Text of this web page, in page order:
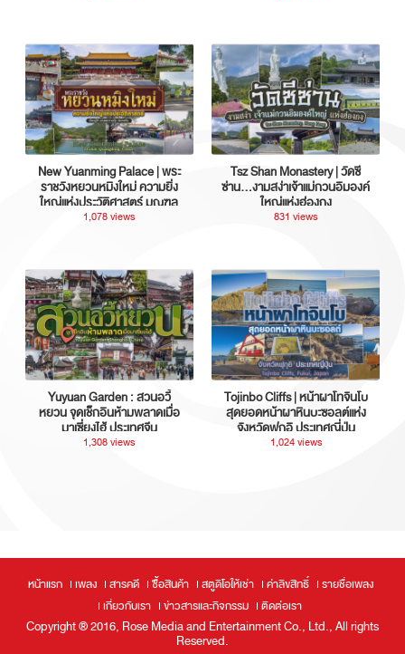
New Yuanming Palace | พระ
ราชวังหยวนหมิงใหม่ ความยิ่ง
ใหญ่แห่งประวัติศาสตร์ มณฑล
กวางตุ้ง ประเทศจีน
1,078 views
Tsz Shan Monastery | วัดซี
ซ่าน…งามสง่าเจ้าแม่กวนอิมองค์
ใหญ่แห่งฮ่องกง
831 views
Yuyuan Garden : สวนอวี้
หยวน จุดเช็กอินห้ามพลาดเมื่อ
มาเซี่ยงไฮ้ ประเทศจีน
1,308 views
Tojinbo Cliffs | หน้าผาโทจินโบ
สุดยอดหน้าผาหินบะซอลต์แห่ง
จังหวัดฟุกุอิ ประเทศญี่ปุ่น
1,024 views
หน้าแรก เพลง สารคดี ซื้อสินค้า สตูดิโอให้เช่า ค่าลิขสิทธิ์
รายชื่อเพลง
เกี่ยวกับเรา
ข่าวสารและกิจกรรม ติดต่อเรา
Copyright ® 2016, Rose Media and Entertainment Co., Ltd., All rights
Reserved.